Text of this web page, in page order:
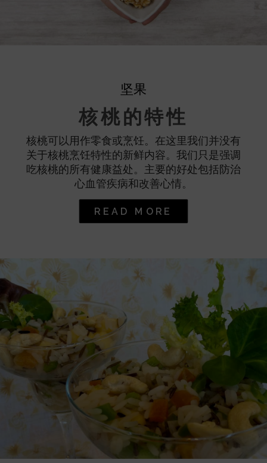
坚果
核桃的特性
核桃可以用作零食或烹饪。在这里我们并没有
关于核桃烹饪特性的新鲜内容。我们只是强调
吃核桃的所有健康益处。主要的好处包括防治
心血管疾病和改善心情。
READ MORE